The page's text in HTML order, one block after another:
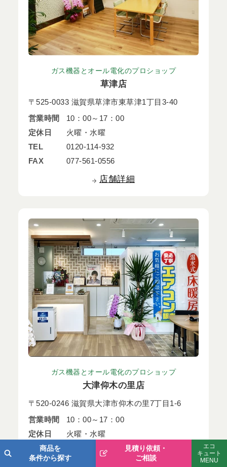
ガス機器とオール電化のプロショップ
草津店
〒525-0033 滋賀県草津市東草津1丁目3-40
営業時間
10：00～17：00
定休日
火曜・水曜
TEL
0120-114-932
FAX
077-561-0556
店舗詳細
ガス機器とオール電化のプロショップ
大津仰木の里店
〒520-0246 滋賀県大津市仰木の里7丁目1-6
営業時間
10：00～17：00
定休日
火曜・水曜
TEL
0120-020-932
FAX
077-574-0717
商品を
条件から探す
見積り依頼・
ご相談
エコ
キュート
MENU